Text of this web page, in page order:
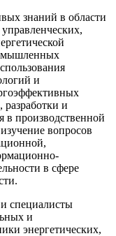
знаний в области
и
разработки и
в производственной
вопросов
в сфере
специалисты
и
энергетических,